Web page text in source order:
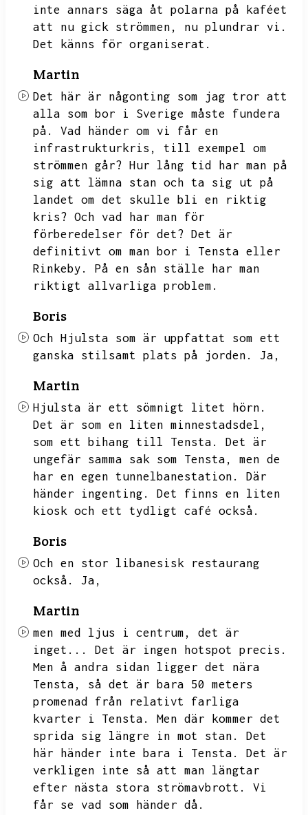
inte annars säga åt polarna på kaféet
att nu gick strömmen,
nu plundrar vi.
Det känns för organiserat.
Martin
Det här är någonting som jag tror att
alla som bor i Sverige måste fundera
på.
Vad händer om vi får en
infrastrukturkris,
till exempel om
strömmen går? Hur lång tid har man på
sig att lämna stan och ta sig ut på
landet om det skulle bli en riktig
kris? Och vad har man för
förberedelser för det? Det är
definitivt om man bor i Tensta eller
Rinkeby.
På en sån ställe har man
riktigt allvarliga problem.
Boris
Och Hjulsta som är uppfattat som ett
ganska stilsamt plats på jorden.
Ja,
Martin
Hjulsta är ett sömnigt litet hörn.
Det är som en liten minnestadsdel,
som ett bihang till Tensta.
Det är
ungefär samma sak som Tensta,
men de
har en egen tunnelbanestation.
Där
händer ingenting.
Det finns en liten
kiosk och ett tydligt café också.
Boris
Och en stor libanesisk restaurang
också.
Ja,
Martin
men med ljus i centrum,
det är
inget...
Det är ingen hotspot precis.
Men å andra sidan ligger det nära
Tensta,
så det är bara 50 meters
promenad från relativt farliga
kvarter i Tensta.
Men där kommer det
sprida sig längre in mot stan.
Det
här händer inte bara i Tensta.
Det är
verkligen inte så att man längtar
efter nästa stora strömavbrott.
Vi
får se vad som händer då.